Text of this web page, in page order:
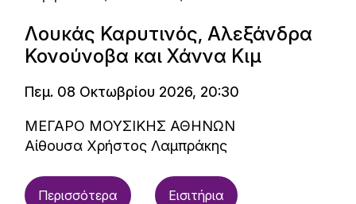
Λουκάς Καρυτινός, Αλεξάνδρα
Κονούνοβα και Χάννα Κιμ
Πεμ. 08 Οκτωβρίου 2026, 20:30
ΜΕΓΑΡΟ ΜΟΥΣΙΚΗΣ ΑΘΗΝΩΝ
Αίθουσα Χρήστος Λαμπράκης
Περισσότερα Εισιτήρια